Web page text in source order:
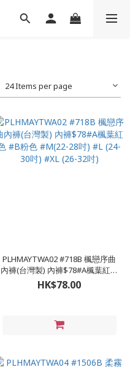
24 Items per page
PLHMAYTWA02 #718B 楓戀序曲
內褲(台灣製) 內褲$78#A楓葉紅色
#B粉色 #M(22-28吋) #L (24-30吋)
#XL (26-32吋)
HK$78.00